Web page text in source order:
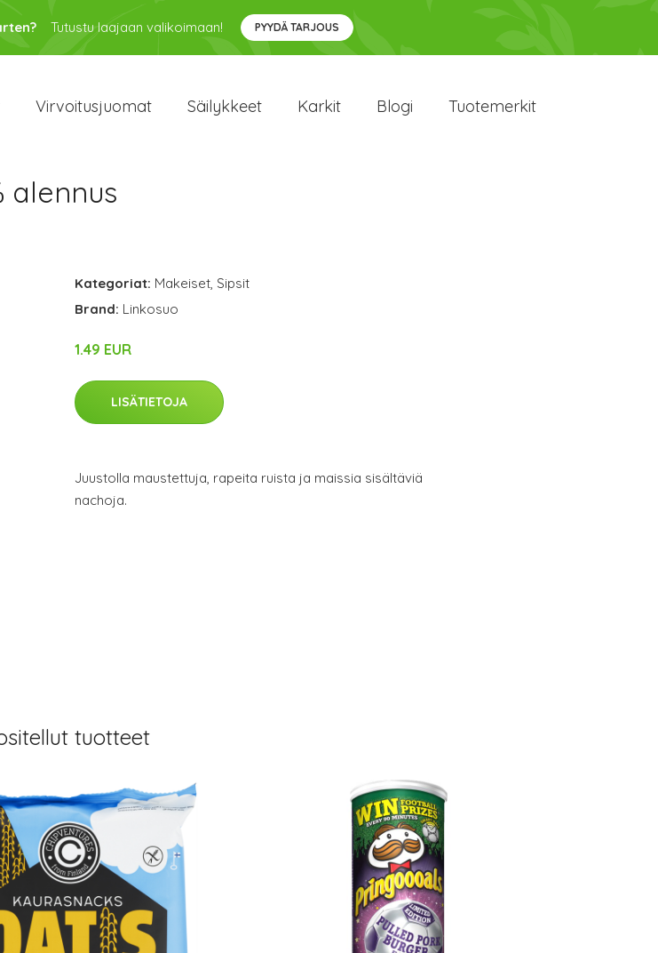
Tutustu laajaan valikoimaan! PYYDÄ TARJOUS
Virvoitusjuomat Säilykkeet Karkit Blogi Tuotemerkit
alennus
Kategoriat: Makeiset, Sipsit
Brand: Linkosuo
1.49 EUR
LISÄTIETOJA
Juustolla maustettuja, rapeita ruista ja maissia sisältäviä
nachoja.
tuotteet